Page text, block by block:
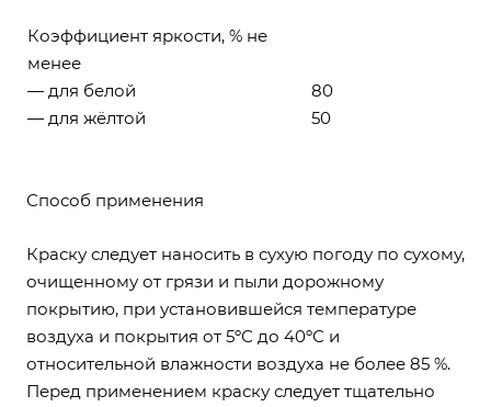
Коэффициент яркости, % не
менее
— для белой
— для жёлтой
80
50
Способ применения
Краску следует наносить в сухую погоду по сухому,
очищенному от грязи и пыли дорожному
покрытию, при установившейся температуре
воздуха и покрытия от 5ºС до 40ºС и
относительной влажности воздуха не более 85 %.
Перед применением краску следует тщательно